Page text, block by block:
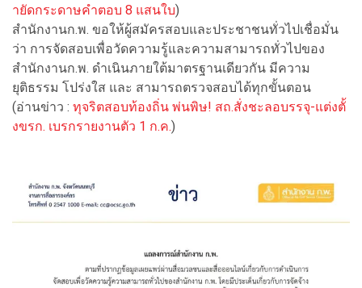
ายัดกระดาษคำตอบ 8 แสนใบ)
สำนักงานก.พ. ขอให้ผู้สมัครสอบและประชาชนทั่วไปเชื่อมั่น
ว่า การจัดสอบเพื่อวัดความรู้และความสามารถทั่วไปของ
สำนักงานก.พ. ดำเนินภายใต้มาตรฐานเดียวกัน มีความ
ยุติธรรม โปร่งใส และ สามารถตรวจสอบได้ทุกขั้นตอน
(อ่านข่าว : ทุจริตสอบท้องถิ่น พ่นพิษ! สถ.สั่งชะลอบรรจุ-แต่งตั้
งขรก. เบรกรายงานตัว 1 ก.ค.)